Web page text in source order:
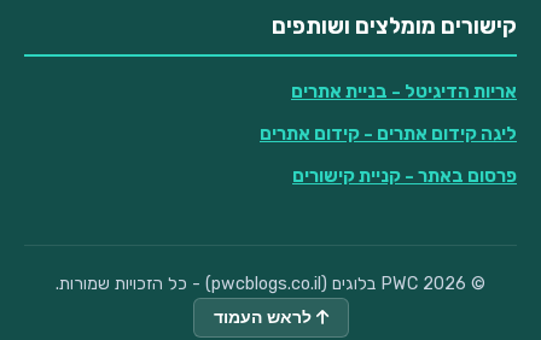
קישורים מומלצים ושותפים
אריות הדיגיטל - בניית אתרים
ליגה קידום אתרים - קידום אתרים
פרסום באתר - קניית קישורים
© 2026 PWC בלוגים (pwcblogs.co.il) - כל הזכויות שמורות.
לראש העמוד